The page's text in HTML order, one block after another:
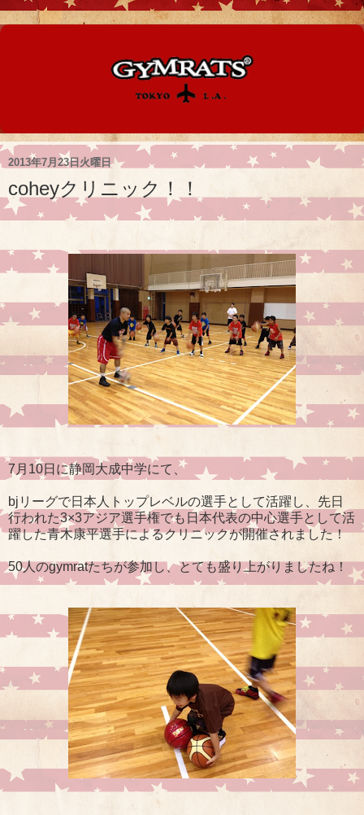
2013年7月23日火曜日
coheyクリニック！！
7月10日に静岡大成中学にて、
bjリーグで日本人トップレベルの選手として活躍し、先日
行われた3×3アジア選手権でも日本代表の中心選手として活
躍した青木康平選手によるクリニックが開催されました！
50人のgymratたちが参加し、とても盛り上がりましたね！